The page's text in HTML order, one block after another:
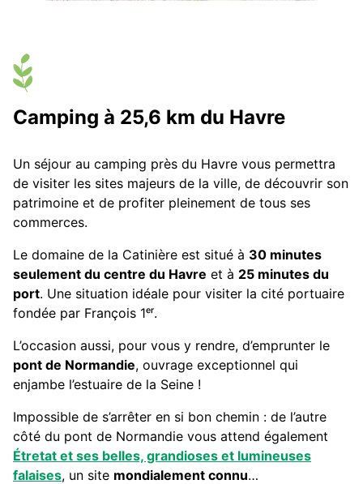
Camping à 25,6 km du Havre
Un séjour au camping près du Havre vous permettra
de visiter les sites majeurs de la ville, de découvrir son
patrimoine et de profiter pleinement de tous ses
commerces.
Le domaine de la Catinière est situé à 30 minutes
seulement du centre du Havre et à 25 minutes du
port. Une situation idéale pour visiter la cité portuaire
fondée par François 1ᵉʳ.
L’occasion aussi, pour vous y rendre, d’emprunter le
pont de Normandie, ouvrage exceptionnel qui
enjambe l’estuaire de la Seine !
Impossible de s’arrêter en si bon chemin : de l’autre
côté du pont de Normandie vous attend également
Étretat et ses belles, grandioses et lumineuses
falaises, un site mondialement connu…